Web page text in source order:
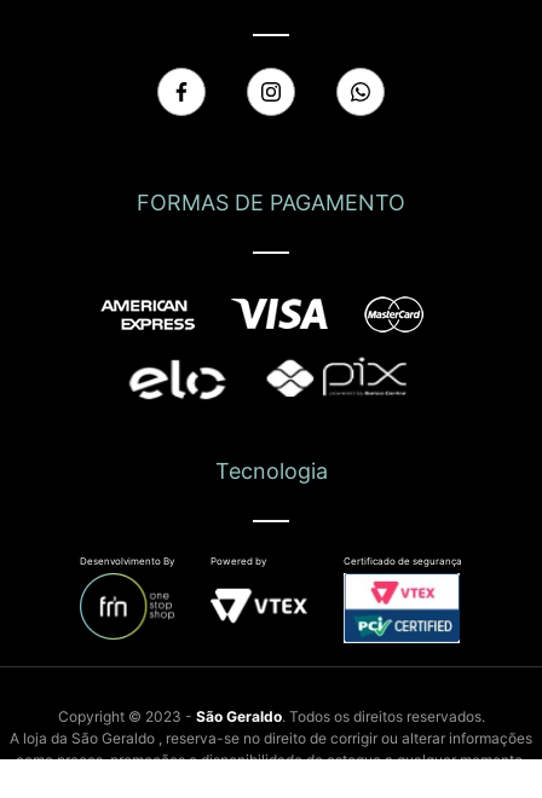
FORMAS DE PAGAMENTO
Tecnologia
Desenvolvimento By Powered by Certificado de segurança
Copyright © 2023 - São Geraldo. Todos os direitos reservados.
A loja da São Geraldo , reserva-se no direito de corrigir ou alterar informações
como preços, promoções e disponibilidade de estoque a qualquer momento.